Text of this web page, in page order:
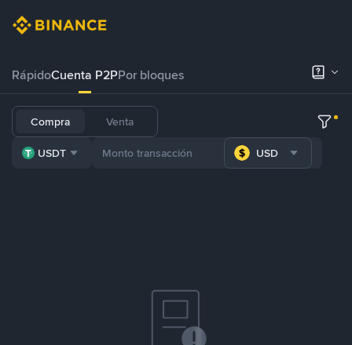
RápidoCuenta P2PPor bloques
Compra Venta
USDT USD